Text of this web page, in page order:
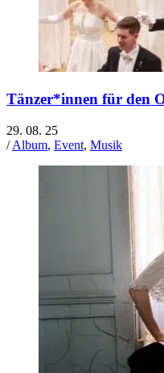
Tänzer*innen für den
29. 08. 25
/Album, Event, Musik